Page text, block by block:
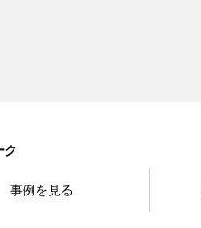
ク
事例を見る